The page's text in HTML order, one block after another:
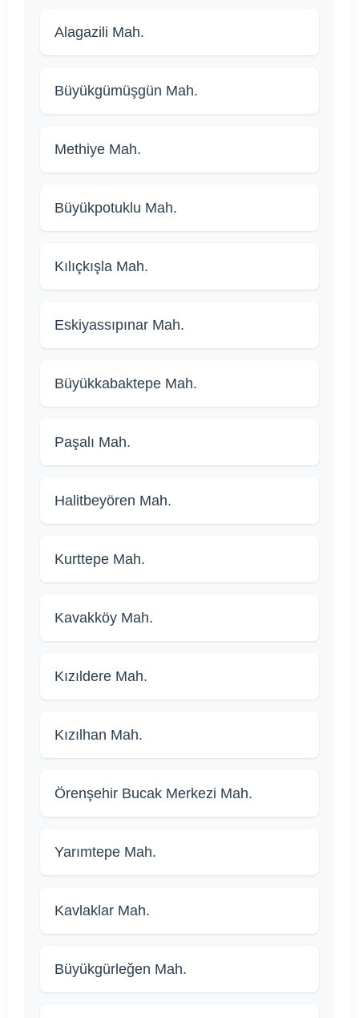
Alagazili Mah.
Büyükgümüşgün Mah.
Methiye Mah.
Büyükpotuklu Mah.
Kılıçkışla Mah.
Eskiyassıpınar Mah.
Büyükkabaktepe Mah.
Paşalı Mah.
Halitbeyören Mah.
Kurttepe Mah.
Kavakköy Mah.
Kızıldere Mah.
Kızılhan Mah.
Örenşehir Bucak Merkezi Mah.
Yarımtepe Mah.
Kavlaklar Mah.
Büyükgürleğen Mah.